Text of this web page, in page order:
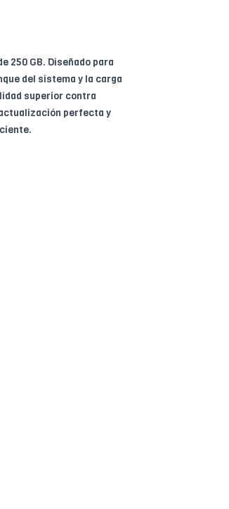
250 GB. Diseñado para
del sistema y la carga
superior contra
perfecta y